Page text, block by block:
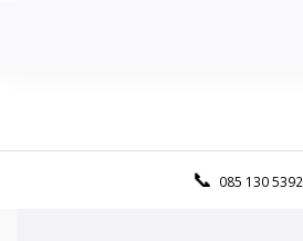
085 130 5392